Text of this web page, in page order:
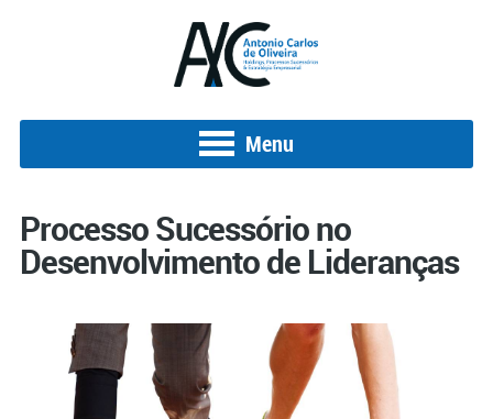
Menu
Processo Sucessório no
Desenvolvimento de Lideranças